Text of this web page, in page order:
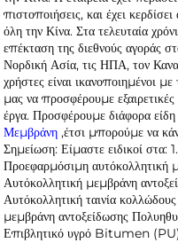
πιστοποιήσεις, και έχει
όλη την Κίνα. Στα τελευταία
επέκταση της διεθνούς αγοράς
Νορδική Ασία, τις ΗΠΑ, τον
χρήστες είναι ικανοποιημένοι
μας να προσφέρουμε
έργα. Προσφέρουμε διάφορα
Μεμβράνη ,έτσι μπορούμε να
Σημείωση: Είμαστε ειδικοί
Προεφαρμόσιμη αυτόκολλητική
Αυτόκολλητική μεμβράνη
Αυτόκολλητική ταινία
μεμβράνη αντοξείδωσης
Επιβλητικό υγρό Bitumen (PU)